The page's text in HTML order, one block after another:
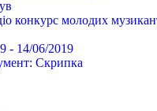
конкурс молодих
- 14/06/2019
Cкрипка